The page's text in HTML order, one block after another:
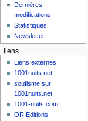
Dernières
modifications
Statistiques
Newsletter
liens
Liens externes
1001nuits.net
soufisme sur
1001nuits.net
1001-nuits.com
OR Editions